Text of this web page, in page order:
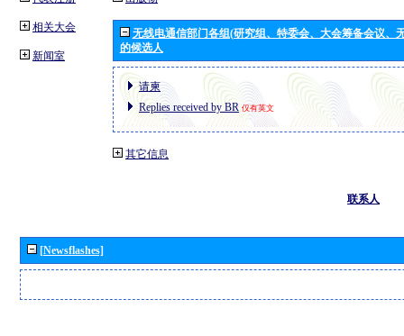
相关大会
新闻室
无线电通信部门各组(研究组、特委会、大会筹备会议、
的候选人
请柬
Replies received by BR 仅有英文
其它信息
联系人
[Newsflashes]